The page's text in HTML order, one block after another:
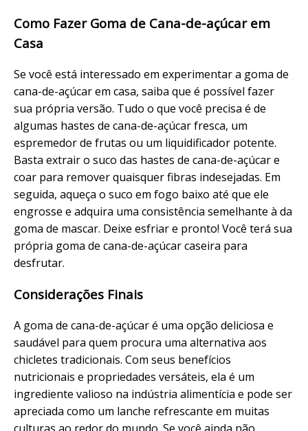
Como Fazer Goma de Cana-de-açúcar em
Casa
Se você está interessado em experimentar a goma de
cana-de-açúcar em casa, saiba que é possível fazer
sua própria versão. Tudo o que você precisa é de
algumas hastes de cana-de-açúcar fresca, um
espremedor de frutas ou um liquidificador potente.
Basta extrair o suco das hastes de cana-de-açúcar e
coar para remover quaisquer fibras indesejadas. Em
seguida, aqueça o suco em fogo baixo até que ele
engrosse e adquira uma consistência semelhante à da
goma de mascar. Deixe esfriar e pronto! Você terá sua
própria goma de cana-de-açúcar caseira para
desfrutar.
Considerações Finais
A goma de cana-de-açúcar é uma opção deliciosa e
saudável para quem procura uma alternativa aos
chicletes tradicionais. Com seus benefícios
nutricionais e propriedades versáteis, ela é um
ingrediente valioso na indústria alimentícia e pode ser
apreciada como um lanche refrescante em muitas